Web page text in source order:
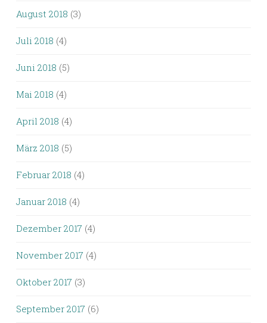
August 2018 (3)
Juli 2018 (4)
Juni 2018 (5)
Mai 2018 (4)
April 2018 (4)
März 2018 (5)
Februar 2018 (4)
Januar 2018 (4)
Dezember 2017 (4)
November 2017 (4)
Oktober 2017 (3)
September 2017 (6)